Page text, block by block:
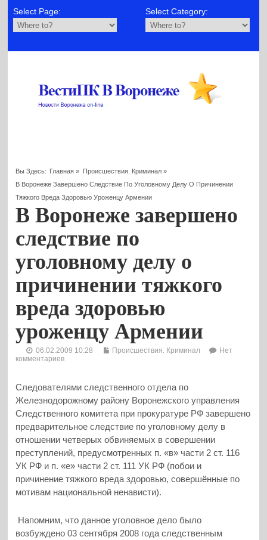
Select Page: Select Category:
Вы Здесь: Главная » Происшествия. Криминал»
В Воронеже Завершено Следствие По Уголовному Делу О Причинении
Тяжкого Вреда Здоровью Уроженцу Армении
В Воронеже завершено
следствие по
уголовному делу о
причинении тяжкого
вреда здоровью
уроженцу Армении
06.02.2009 10:28 Происшествия. Криминал
Нет
комментариев
Следователями следственного отдела по
Железнодорожному району Воронежского управления
Следственного комитета при прокуратуре РФ завершено
предварительное следствие по уголовному делу в
отношении четверых обвиняемых в совершении
преступлений, предусмотренных п. «в» части 2 ст. 116
УК РФ и п. «е» части 2 ст. 111 УК РФ (побои и
причинение тяжкого вреда здоровью, совершённые по
мотивам национальной ненависти).
Напомним, что данное уголовное дело было
возбуждено 03 сентября 2008 года следственным